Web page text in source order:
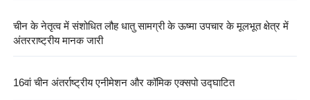
चीन के नेतृत्व में संशोधित लौह धातु सामग्री के ऊष्मा उपचार के मूलभूत क्षेत्र में
अंतरराष्ट्रीय मानक जारी
16वां चीन अंतर्राष्ट्रीय एनीमेशन और कॉमिक एक्सपो उद्घाटित